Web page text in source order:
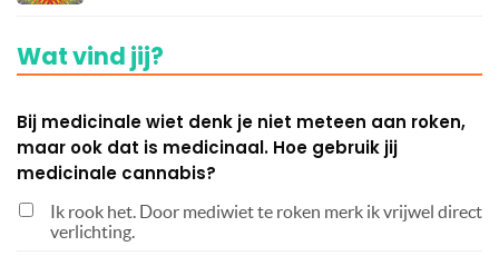
Wat vind jij?
Bij medicinale wiet denk je niet meteen aan roken,
maar ook dat is medicinaal. Hoe gebruik jij
medicinale cannabis?
Ik rook het. Door mediwiet te roken merk ik vrijwel direct
verlichting.